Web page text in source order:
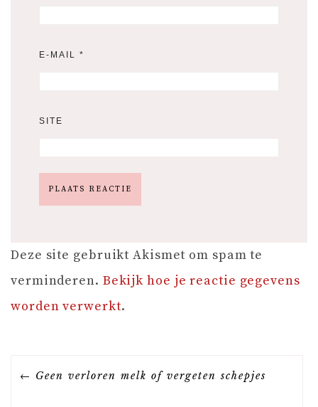
E-MAIL *
SITE
Deze site gebruikt Akismet om spam te
verminderen. Bekijk hoe je reactie gegevens
worden verwerkt.
B
Geen verloren melk of vergeten schepjes